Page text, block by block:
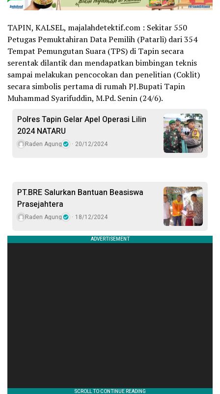
TAPIN, KALSEL, majalahdetektif.com : Sekitar 550
Petugas Pemuktahiran Data Pemilih (Patarli) dari 354
Tempat Pemungutan Suara (TPS) di Tapin secara
serentak dilantik dan mendapatkan bimbingan teknis
sampai melakukan pencocokan dan penelitian (Coklit)
secara simbolis pertama di rumah PJ.Bupati Tapin
Muhammad Syarifuddin, M.Pd. Senin (24/6).
Polres Tapin Gelar Apel Operasi Lilin
2024 NATARU
Raden Agung 20/12/2024
PT.BRE Salurkan Bantuan Beasiswa
Prasejahtera
Raden Agung 18/12/2024